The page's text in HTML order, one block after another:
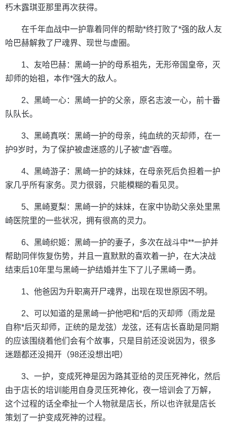
朽木露琪亚那里再次获得。
在千年血战中一护靠着同伴的帮助*终打败了*强的敌人友
哈巴赫解救了尸魂界、现世与虚圈。
1、友哈巴赫：黑崎一护的母系祖先，无形帝国皇帝，灭
却师的始祖，本作*强大的敌人。
2、黑崎一心：黑崎一护的父亲，原名志波一心，前十番
队队长。
3、黑崎真咲：黑崎一护的母亲，纯血统的灭却师，在一
护9岁时，为了保护被虚迷惑的儿子被“虚”吞噬。
4、黑崎游子：黑崎一护的妹妹，在母亲死后负担着一护
家几乎所有家务。灵力很弱，只能模糊的看见灵。
5、黑崎夏梨：黑崎一护的妹妹，在家中协助父亲处里黑
崎医院里的一些状况，拥有很高的灵力。
6、黑崎织姬：黑崎一护的妻子，多次在战斗中**一护并
帮助同伴恢复伤势，并且一直默默的喜欢着一护，在大决战
结束后10年里与黑崎一护结婚并生下了儿子黑崎一勇。
1、他爸因为升职离开尸魂界，出现在现世原因不明。
2、可以知道的是黑崎一护他吧和*后的灭却师（雨龙是
自称*后灭却师，正统的是龙弦）龙弦，还有店长喜助是同期
的应该围绕着他们会有个故事，只是目前还没说因为，很多
迷题都还没揭开（98还没想出吧）
3、一护，变成死神是因为路其亚给的灵压死神化，然后
由于店长的培训能用自身灵压死神化，夜一培训会了万解，
这个过程的话全牵扯一个人物就是店长，所以也许就是店长
策划了一护变成死神的过程。